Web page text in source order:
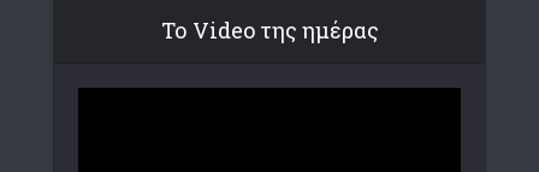
Το Video της ημέρας